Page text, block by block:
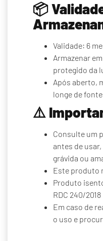
📦
Validade: 6
Armazenar
protegido da
Após aberto,
longe de
⚠️
Consulte um
antes de
grávida ou
Este produto
Produto
RDC 240/2018
Em caso de
o uso e